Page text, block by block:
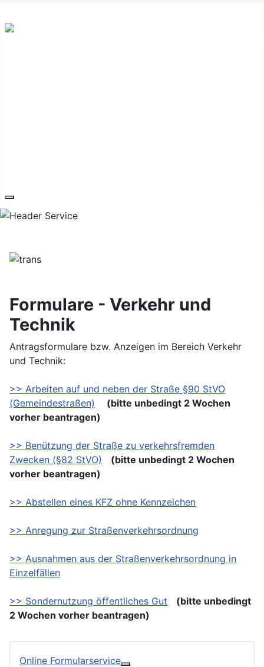
Online Formularservice
Formulare - Verkehr und
Technik
Antragsformulare bzw. Anzeigen im Bereich Verkehr
und Technik:
>> Arbeiten auf und neben der Straße §90 StVO
(Gemeindestraßen)
(bitte unbedingt 2 Wochen
vorher beantragen)
>> Benützung der Straße zu verkehrsfremden
Zwecken (§82 StVO)
(bitte unbedingt 2 Wochen
vorher beantragen)
>> Abstellen eines KFZ ohne Kennzeichen
>> Anregung zur Straßenverkehrsordnung
>> Ausnahmen aus der Straßenverkehrsordnung in
Einzelfällen
>> Sondernutzung öffentliches Gut
(bitte unbedingt
2 Wochen vorher beantragen)